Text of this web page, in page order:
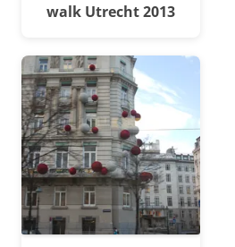
walk Utrecht 2013